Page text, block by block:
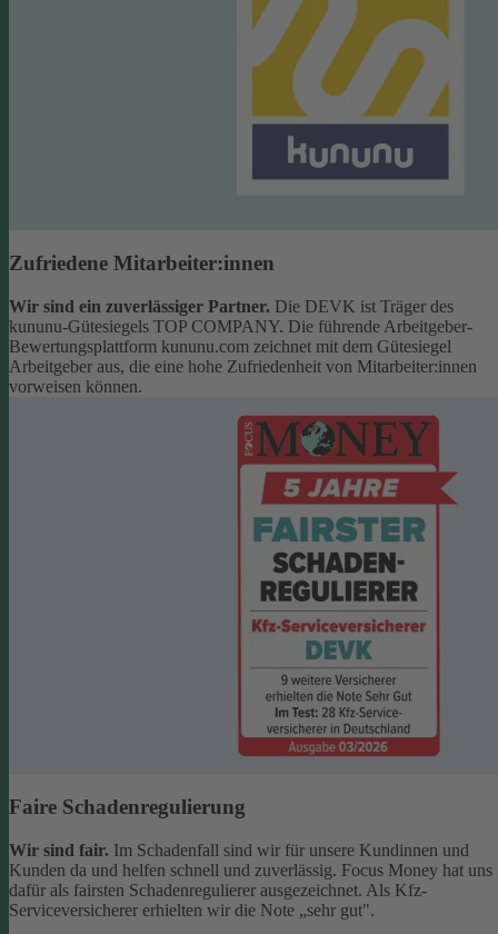
Zufriedene Mitarbeiter:innen
Wir sind ein zuverlässiger Partner. Die DEVK ist Träger des
kununu-Gütesiegels TOP COMPANY. Die führende Arbeitgeber-
Bewertungsplattform kununu.com zeichnet mit dem Gütesiegel
Arbeitgeber aus, die eine hohe Zufriedenheit von Mitarbeiter:innen
vorweisen können.
Faire Schadenregulierung
Wir sind fair. Im Schadenfall sind wir für unsere Kundinnen und
Kunden da und helfen schnell und zuverlässig. Focus Money hat uns
dafür als fairsten Schadenregulierer ausgezeichnet. Als Kfz-
Serviceversicherer erhielten wir die Note „sehr gut".